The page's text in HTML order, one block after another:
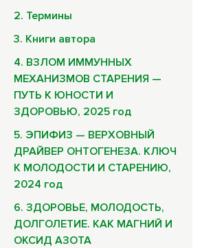
2. Термины
3. Книги автора
4. ВЗЛОМ ИММУННЫХ
МЕХАНИЗМОВ СТАРЕНИЯ —
ПУТЬ К ЮНОСТИ И
ЗДОРОВЬЮ, 2025 год
5. ЭПИФИЗ — ВЕРХОВНЫЙ
ДРАЙВЕР ОНТОГЕНЕЗА. КЛЮЧ
К МОЛОДОСТИ И СТАРЕНИЮ,
2024 год
6. ЗДОРОВЬЕ, МОЛОДОСТЬ,
ДОЛГОЛЕТИЕ. КАК МАГНИЙ И
ОКСИД АЗОТА